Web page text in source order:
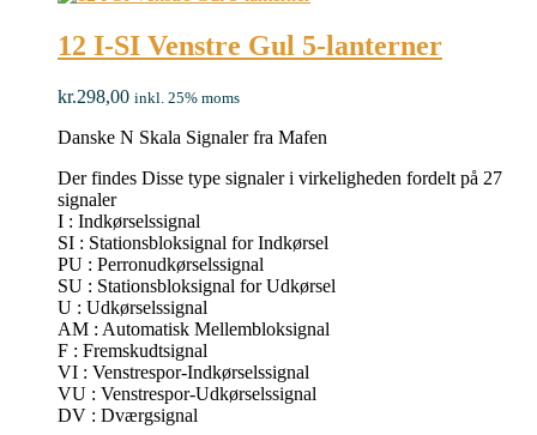
12 I-SI Venstre Gul 5-lanterner
kr.298,00 inkl. 25% moms
Danske N Skala Signaler fra Mafen
Der findes Disse type signaler i virkeligheden fordelt på 27
signaler
I : Indkørselssignal
SI : Stationsbloksignal for Indkørsel
PU : Perronudkørselssignal
SU : Stationsbloksignal for Udkørsel
U : Udkørselssignal
AM : Automatisk Mellembloksignal
F : Fremskudtsignal
VI : Venstrespor-Indkørselssignal
VU : Venstrespor-Udkørselssignal
DV : Dværgsignal